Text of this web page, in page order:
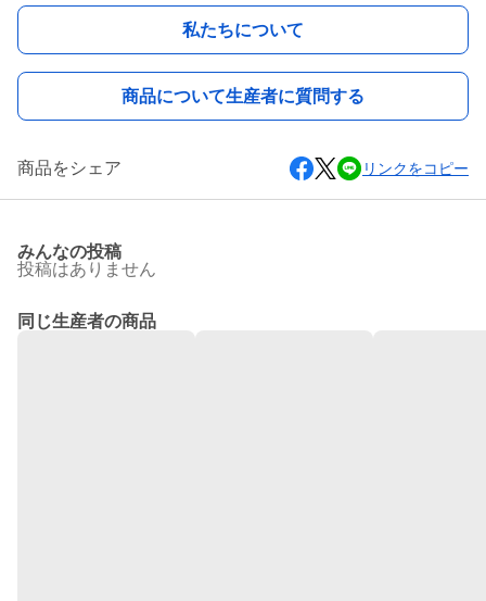
私たちについて
商品について生産者に質問する
商品をシェア リンクをコピー
みんなの投稿
投稿はありません
同じ生産者の商品